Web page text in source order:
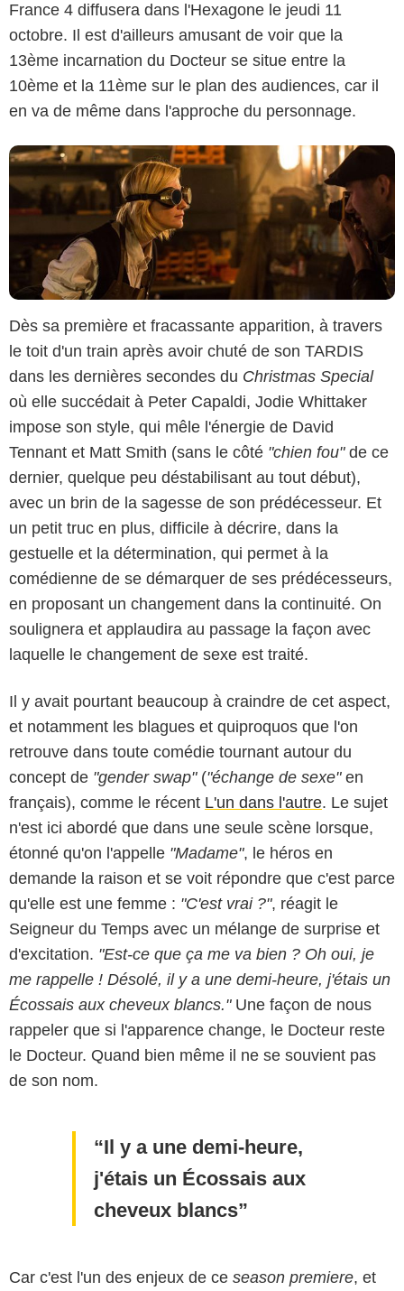
France 4 diffusera dans l'Hexagone le jeudi 11
octobre. Il est d'ailleurs amusant de voir que la
13ème incarnation du Docteur se situe entre la
10ème et la 11ème sur le plan des audiences, car il
en va de même dans l'approche du personnage.
Dès sa première et fracassante apparition, à travers
le toit d'un train après avoir chuté de son TARDIS
dans les dernières secondes du Christmas Special
où elle succédait à Peter Capaldi, Jodie Whittaker
impose son style, qui mêle l'énergie de David
Tennant et Matt Smith (sans le côté "chien fou"de ce
dernier, quelque peu déstabilisant au tout début),
avec un brin de la sagesse de son prédécesseur. Et
un petit truc en plus, difficile à décrire, dans la
gestuelle et la détermination, qui permet à la
comédienne de se démarquer de ses prédécesseurs,
en proposant un changement dans la continuité. On
soulignera et applaudira au passage la façon avec
laquelle le changement de sexe est traité.
Il y avait pourtant beaucoup à craindre de cet aspect,
et notamment les blagues et quiproquos que l'on
retrouve dans toute comédie tournant autour du
concept de "gender swap"("échange de sexe"en
français), comme le récent L'un dans l'autre. Le sujet
n'est ici abordé que dans une seule scène lorsque,
étonné qu'on l'appelle "Madame", le héros en
demande la raison et se voit répondre que c'est parce
qu'elle est une femme : "C'est vrai ?", réagit le
Seigneur du Temps avec un mélange de surprise et
d'excitation. "Est-ce que ça me va bien ? Oh oui, je
me rappelle ! Désolé, il y a une demi-heure, j'étais un
Écossais aux cheveux blancs."Une façon de nous
rappeler que si l'apparence change, le Docteur reste
le Docteur. Quand bien même il ne se souvient pas
de son nom.
Il y a une demi-heure,
j'étais un Écossais aux
cheveux blancs
Car c'est l'un des enjeux de ce season premiere, et